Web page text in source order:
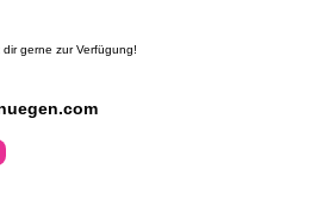
gerne zur Verfügung!